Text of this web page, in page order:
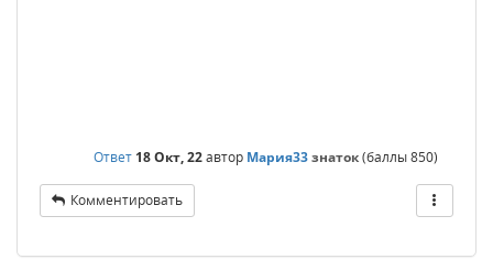
Ответ 18 Окт, 22автор Мария33знаток(баллы850)
Комментировать